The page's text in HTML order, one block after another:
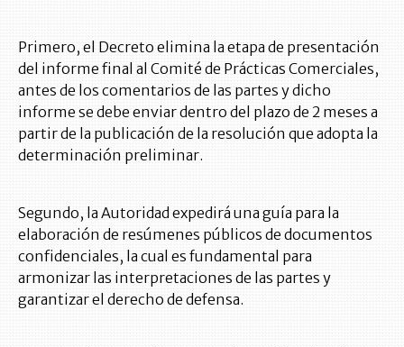
Primero, el Decreto elimina la etapa de presentación
del informe final al Comité de Prácticas Comerciales,
antes de los comentarios de las partes y dicho
informe se debe enviar dentro del plazo de 2 meses a
partir de la publicación de la resolución que adopta la
determinación preliminar.
Segundo, la Autoridad expedirá una guía para la
elaboración de resúmenes públicos de documentos
confidenciales, la cual es fundamental para
armonizar las interpretaciones de las partes y
garantizar el derecho de defensa.